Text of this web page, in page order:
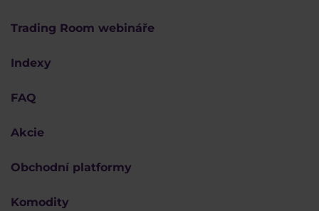
Trading Room webináře
Indexy
FAQ
Akcie
Obchodní platformy
Komodity